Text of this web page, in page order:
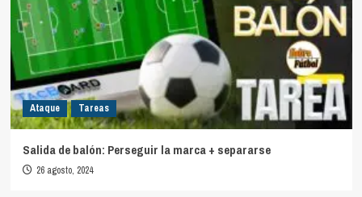
Ataque Tareas
Salida de balón: Perseguir la marca + separarse
26 agosto, 2024